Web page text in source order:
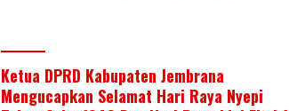
Ketua DPRD Kabupaten Jembrana
Mengucapkan Selamat Hari Raya Nyepi